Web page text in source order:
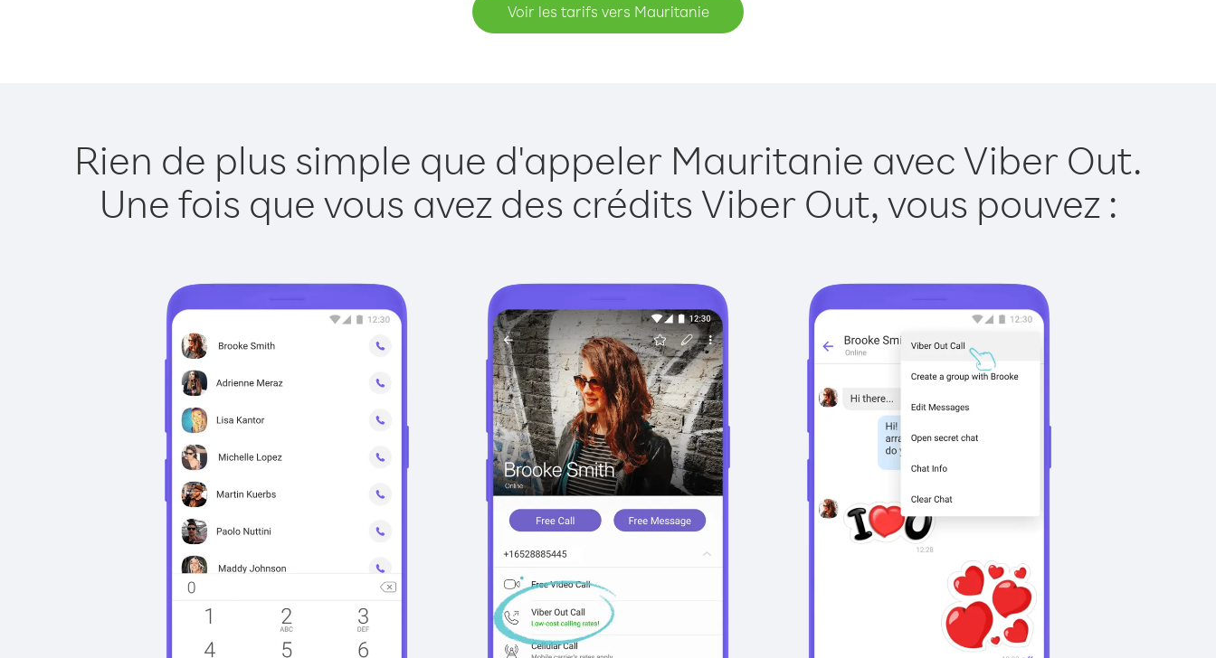
Voir les tarifs vers Mauritanie
Rien de plus simple que d'appeler Mauritanie avec Viber Out.
Une fois que vous avez des crédits Viber Out, vous pouvez :